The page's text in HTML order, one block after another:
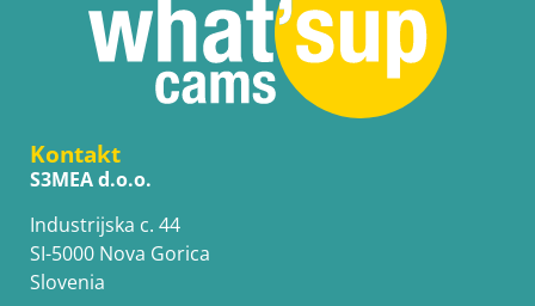
Kontakt
S3MEA d.o.o.
Industrijska c. 44
SI-5000 Nova Gorica
Slovenia